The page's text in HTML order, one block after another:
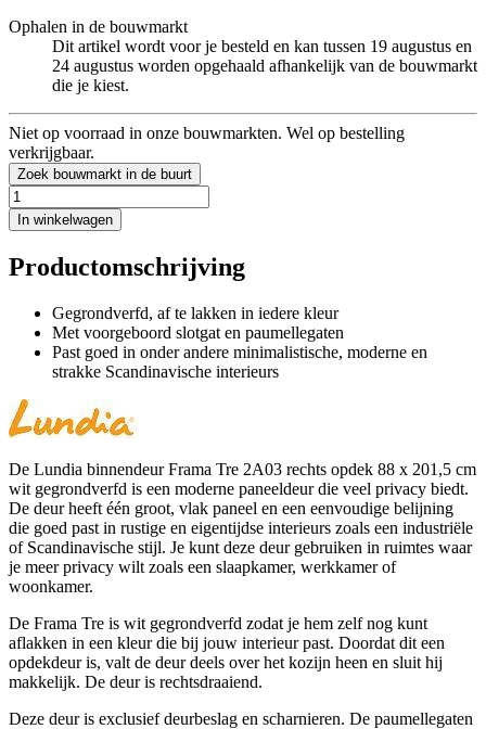
Ophalen in de bouwmarkt
Dit artikel wordt voor je besteld en kan tussen 19 augustus en
24 augustus worden opgehaald afhankelijk van de bouwmarkt
die je kiest.
Niet op voorraad in onze bouwmarkten. Wel op bestelling
verkrijgbaar.
Zoek bouwmarkt in de buurt
In winkelwagen
Productomschrijving
Gegrondverfd, af te lakken in iedere kleur
Met voorgeboord slotgat en paumellegaten
Past goed in onder andere minimalistische, moderne en
strakke Scandinavische interieurs
De Lundia binnendeur Frama Tre 2A03 rechts opdek 88 x 201,5 cm
wit gegrondverfd is een moderne paneeldeur die veel privacy biedt.
De deur heeft één groot, vlak paneel en een eenvoudige belijning
die goed past in rustige en eigentijdse interieurs zoals een industriële
of Scandinavische stijl. Je kunt deze deur gebruiken in ruimtes waar
je meer privacy wilt zoals een slaapkamer, werkkamer of
woonkamer.
De Frama Tre is wit gegrondverfd zodat je hem zelf nog kunt
aflakken in een kleur die bij jouw interieur past. Doordat dit een
opdekdeur is, valt de deur deels over het kozijn heen en sluit hij
makkelijk. De deur is rechtsdraaiend.
Deze deur is exclusief deurbeslag en scharnieren. De paumellegaten